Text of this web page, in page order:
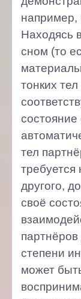
например,
Находясь
сном (то
тонких
состояние
тел
требуется
другого,
своё
степени
может